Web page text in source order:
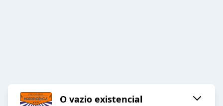
O vazio existencial